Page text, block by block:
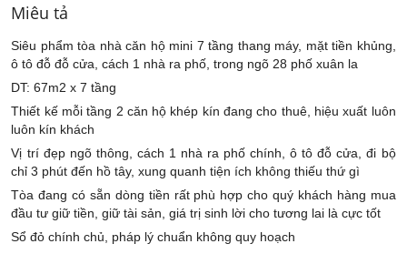
Miêu tả
Siêu phẩm tòa nhà căn hộ mini 7 tầng thang máy, mặt tiền khủng,
ô tô đỗ đỗ cửa, cách 1 nhà ra phố, trong ngõ 28 phố xuân la
DT: 67m2 x 7 tầng
Thiết kế mỗi tầng 2 căn hộ khép kín đang cho thuê, hiệu xuất luôn
luôn kín khách
Vị trí đẹp ngõ thông, cách 1 nhà ra phố chính, ô tô đỗ cửa, đi bộ
chỉ 3 phút đến hồ tây, xung quanh tiện ích không thiếu thứ gì
Tòa đang có sẵn dòng tiền rất phù hợp cho quý khách hàng mua
đầu tư giữ tiền, giữ tài sản, giá trị sinh lời cho tương lai là cực tốt
Sổ đỏ chính chủ, pháp lý chuẩn không quy hoạch